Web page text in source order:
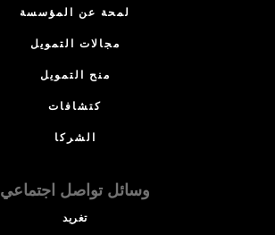
لمحة عن المؤسسة
مجالات التمويل
منح التمويل
كتشافات
الشركا
وسائل تواصل اجتماعي
تغريد